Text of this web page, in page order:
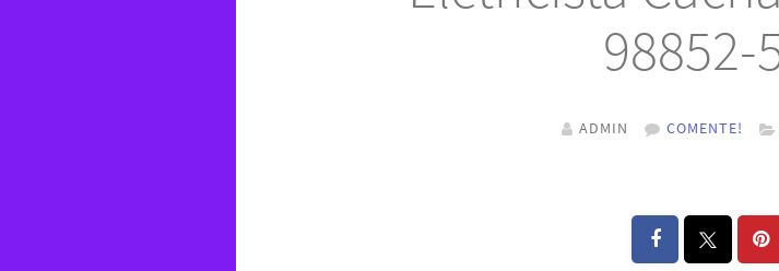
98852-
ADMIN COMENTE!